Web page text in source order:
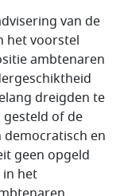
van de
het voorstel
ambtenaren
dreigden te
of de
en
geen opgeld
in het